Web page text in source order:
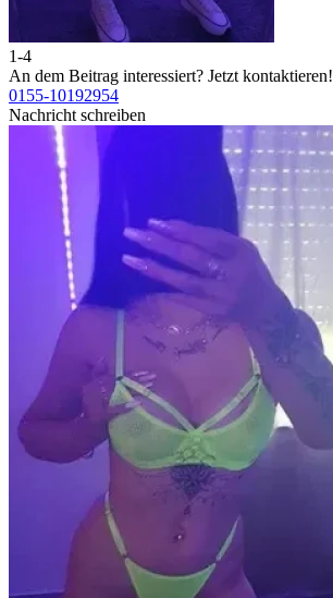
1-4
An dem Beitrag interessiert? Jetzt kontaktieren!
0155-10192954
Nachricht schreiben